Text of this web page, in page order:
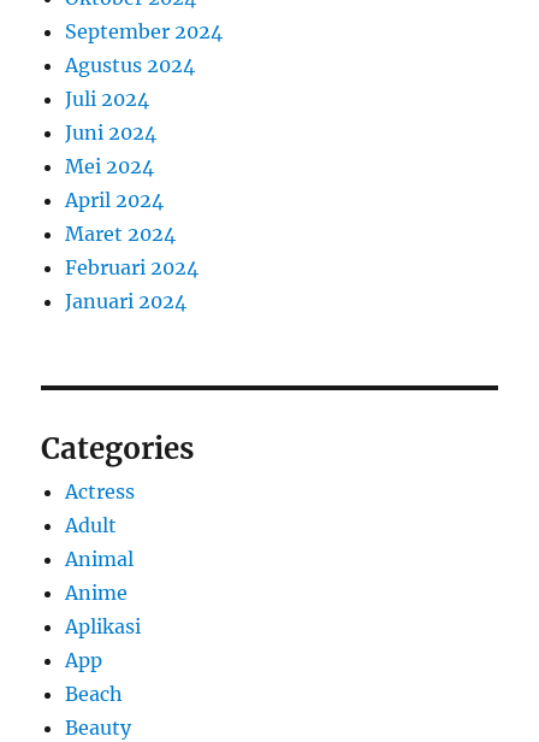
September 2024
Agustus 2024
Juli 2024
Juni 2024
Mei 2024
April 2024
Maret 2024
Februari 2024
Januari 2024
Categories
Actress
Adult
Animal
Anime
Aplikasi
App
Beach
Beauty